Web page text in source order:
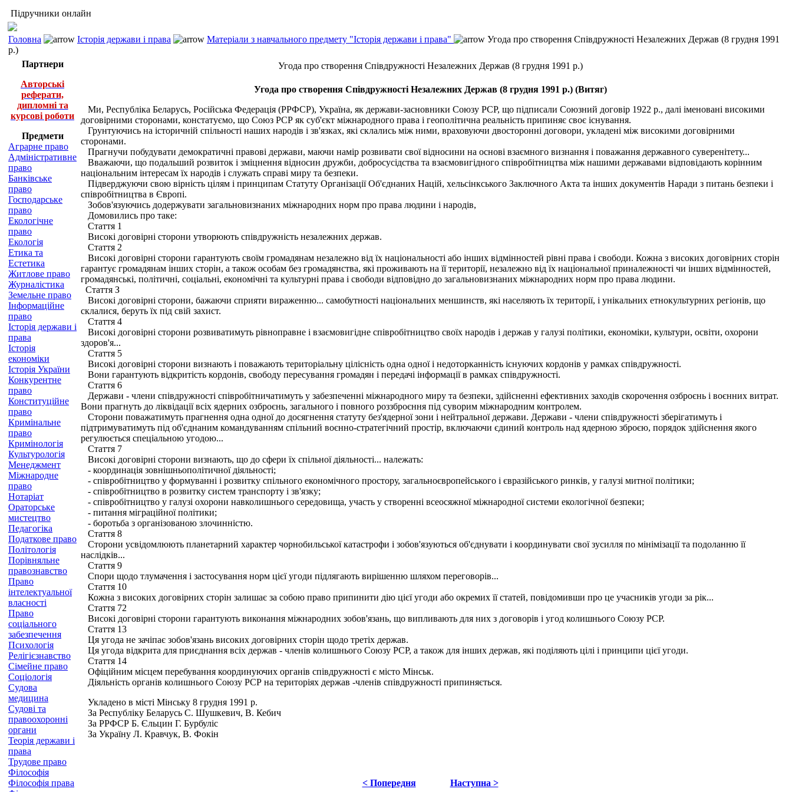
Підручники онлайн
Головна Історія держави і права Матеріали з навчального предмету "Історія держави і права"
Угода про створення Співдружності Незалежних Держав (8 грудня 1991
р.)
Партнери
Авторські
реферати,
дипломні та
курсові роботи
Предмети
Аграрне право
Адміністративне
право
Банківське
право
Господарське
право
Екологічне
право
Екологія
Етика та
Естетика
Житлове право
Журналістика
Земельне право
Інформаційне
право
Історія держави і
права
Історія
економіки
Історія України
Конкурентне
право
Конституційне
право
Кримінальне
право
Кримінологія
Культурологія
Менеджмент
Міжнародне
право
Нотаріат
Ораторське
мистецтво
Педагогіка
Податкове право
Політологія
Порівняльне
правознавство
Право
інтелектуальної
власності
Право
соціального
забезпечення
Психологія
Релігієзнавство
Сімейне право
Соціологія
Судова
медицина
Судові та
правоохоронні
органи
Теорія держави і
права
Трудове право
Філософія
Філософія права
Угода про створення Співдружності Незалежних Держав (8 грудня 1991 р.)
Угода про створення Співдружності Незалежних Держав (8 грудня 1991 р.) (Витяг)
Ми, Республіка Беларусь, Російська Федерація (РРФСР), Україна, як держави-засновники Союзу РСР, що підписали Союзний договір 1922 p., далі іменовані високими
договірними сторонами, констатуємо, що Союз РСР як суб'єкт міжнародного права і геополітична реальність припиняє своє існування.
Грунтуючись на історичній спільності наших народів і зв'язках, які склались між ними, враховуючи двосторонні договори, укладені між високими договірними
сторонами.
Прагнучи побудувати демократичні правові держави, маючи намір розвивати свої відносини на основі взаємного визнання і поважання державного суверенітету...
Вважаючи, що подальший розвиток і зміцнення відносин дружби, добросусідства та взаємовигідного співробітництва між нашими державами відповідають корінним
національним інтересам їх народів і служать справі миру та безпеки.
Підверджуючи свою вірність цілям і принципам Статуту Організації Об'єднаних Націй, хельсінкського Заключного Акта та інших документів Наради з питань безпеки і
співробітництва в Європі.
Зобов'язуючись додержувати загальновизнаних міжнародних норм про права людини і народів,
Домовились про таке:
Стаття 1
Високі договірні сторони утворюють співдружність незалежних держав.
Стаття 2
Високі договірні сторони гарантують своїм громадянам незалежно від їх національності або інших відмінностей рівні права і свободи. Кожна з високих договірних сторін
гарантує громадянам інших сторін, а також особам без громадянства, які проживають на її території, незалежно від їх національної приналежності чи інших відмінностей,
громадянські, політичні, соціальні, економічні та культурні права і свободи відповідно до загальновизнаних міжнародних норм про права людини.
Стаття З
Високі договірні сторони, бажаючи сприяти вираженню... самобутності національних меншинств, які населяють їх території, і унікальних етнокультурних регіонів, що
склалися, беруть їх під свій захист.
Стаття 4
Високі договірні сторони розвиватимуть рівноправне і взаємовигідне співробітництво своїх народів і держав у галузі політики, економіки, культури, освіти, охорони
здоров'я...
Стаття 5
Високі договірні сторони визнають і поважають територіальну цілісність одна одної і недоторканність існуючих кордонів у рамках співдружності.
Вони гарантують відкритість кордонів, свободу пересування громадян і передачі інформації в рамках співдружності.
Стаття 6
Держави - члени співдружності співробітничатимуть у забезпеченні міжнародного миру та безпеки, здійсненні ефективних заходів скорочення озброєнь і воєнних витрат.
Вони прагнуть до ліквідації всіх ядерних озброєнь, загального і повного роззброєння під суворим міжнародним контролем.
Сторони поважатимуть прагнення одна одної до досягнення статуту без'ядерної зони і нейтральної держави. Держави - члени співдружності зберігатимуть і
підтримуватимуть під об'єднаним командуванням спільний воєнно-стратегічний простір, включаючи єдиний контроль над ядерною зброєю, порядок здійснення якого
регулюється спеціальною угодою...
Стаття 7
Високі договірні сторони визнають, що до сфери їх спільної діяльності... належать:
- координація зовнішньополітичної діяльності;
- співробітництво у формуванні і розвитку спільного економічного простору, загальноєвропейського і євразійського ринків, у галузі митної політики;
- співробітництво в розвитку систем транспорту і зв'язку;
- співробітництво у галузі охорони навколишнього середовища, участь у створенні всеосяжної міжнародної системи екологічної безпеки;
- питання міграційної політики;
- боротьба з організованою злочинністю.
Стаття 8
Сторони усвідомлюють планетарний характер чорнобильської катастрофи і зобов'язуються об'єднувати і координувати свої зусилля по мінімізації та подоланню її
наслідків...
Стаття 9
Спори щодо тлумачення і застосування норм цієї угоди підлягають вирішенню шляхом переговорів...
Стаття 10
Кожна з високих договірних сторін залишає за собою право припинити дію цієї угоди або окремих її статей, повідомивши про це учасників угоди за рік...
Стаття 72
Високі договірні сторони гарантують виконання міжнародних зобов'язань, що випливають для них з договорів і угод колишнього Союзу РСР.
Стаття 13
Ця угода не зачіпає зобов'язань високих договірних сторін щодо третіх держав.
Ця угода відкрита для приєднання всіх держав - членів колишнього Союзу РСР, а також для інших держав, які поділяють цілі і принципи цієї угоди.
Стаття 14
Офіційним місцем перебування координуючих органів співдружності є місто Мінськ.
Діяльність органів колишнього Союзу РСР на територіях держав -членів співдружності припиняється.
Укладено в місті Мінську 8 грудня 1991 р.
За Республіку Беларусь С. Шушкевич, В. Кебич
За РРФСР Б. Єльцин Г. Бурбуліс
За Україну Л. Кравчук, В. Фокін
< Попередня Наступна >